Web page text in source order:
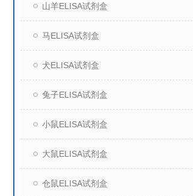
山羊ELISA试剂盒
马ELISA试剂盒
犬ELISA试剂盒
兔子ELISA试剂盒
小鼠ELISA试剂盒
大鼠ELISA试剂盒
仓鼠ELISA试剂盒